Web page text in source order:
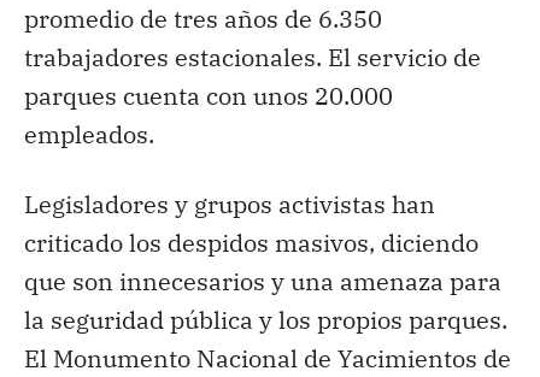
promedio de tres años de 6.350
trabajadores estacionales. El servicio de
parques cuenta con unos 20.000
empleados.
Legisladores y grupos activistas han
criticado los despidos masivos, diciendo
que son innecesarios y una amenaza para
la seguridad pública y los propios parques.
El Monumento Nacional de Yacimientos de